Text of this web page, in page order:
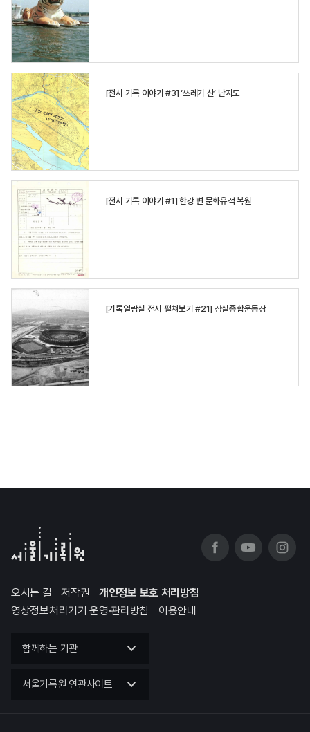
[전시 기록 이야기 #3] ‘쓰레기 산’ 난지도
[전시 기록 이야기 #1] 한강 변 문화유적 복원
[기록열람실 전시 펼쳐보기 #21] 잠실종합운동장
오시는 길 저작권
개인정보 보호 처리방침
영상정보처리기기 운영·관리방침
이용안내
함께하는 기관
서울기록원 연관사이트